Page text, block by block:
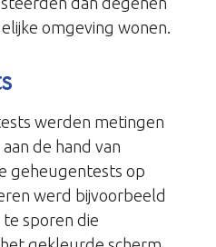
omgeving wonen.
werden metingen
de hand van
geheugentests op
werd bijvoorbeeld
sporen die